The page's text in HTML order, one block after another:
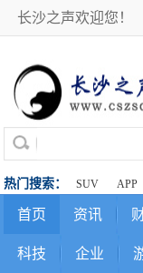
长沙之声欢迎您！
热门搜索： SUV APP
首页 资讯
科技 企业